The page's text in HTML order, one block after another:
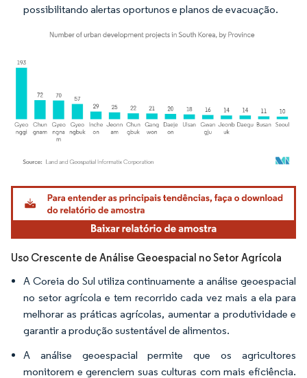
possibilitando alertas oportunos e planos de evacuação.
Imagem © Mordor Intelligence. O reuso requer atribuição conforme CC BY 4.0.
Uso Crescente de Análise Geoespacial no Setor Agrícola
A Coreia do Sul utiliza continuamente a análise geoespacial
no setor agrícola e tem recorrido cada vez mais a ela para
melhorar as práticas agrícolas, aumentar a produtividade e
garantir a produção sustentável de alimentos.
A análise geoespacial permite que os agricultores
monitorem e gerenciem suas culturas com mais eficiência.